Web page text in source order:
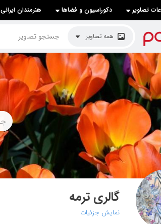
تصاویر دکوراسیون و فضاها هنرمندان ایرانی
همه تصاویر
گالری ترمه
نمایش جزئیات
فروش تصاویر